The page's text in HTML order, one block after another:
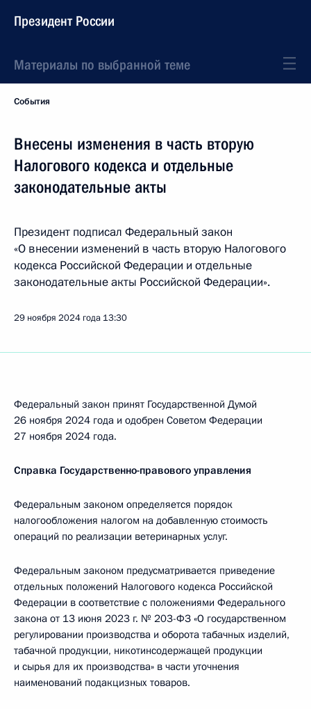
Президент России
Материалы по выбранной теме
События
Внесены изменения в часть вторую
Налогового кодекса и отдельные
законодательные акты
Президент подписал Федеральный закон
«О внесении изменений в часть вторую Налогового
кодекса Российской Федерации и отдельные
законодательные акты Российской Федерации».
29 ноября 2024 года 13:30
Федеральный закон принят Государственной Думой
26 ноября 2024 года и одобрен Советом Федерации
27 ноября 2024 года.
Справка Государственно-правового управления
Федеральным законом определяется порядок
налогообложения налогом на добавленную стоимость
операций по реализации ветеринарных услуг.
Федеральным законом предусматривается приведение
отдельных положений Налогового кодекса Российской
Федерации в соответствие c положениями Федерального
закона от 13 июня 2023 г. № 203-ФЗ «О государственном
регулировании производства и оборота табачных изделий,
табачной продукции, никотинсодержащей продукции
и сырья для их производства» в части уточнения
наименований подакцизных товаров.